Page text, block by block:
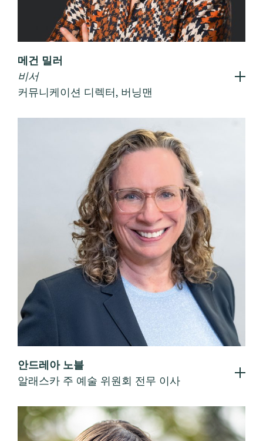
메건 밀러
비서
커뮤니케이션 디렉터, 버닝맨
안드레아 노블
알래스카 주 예술 위원회 전무 이사